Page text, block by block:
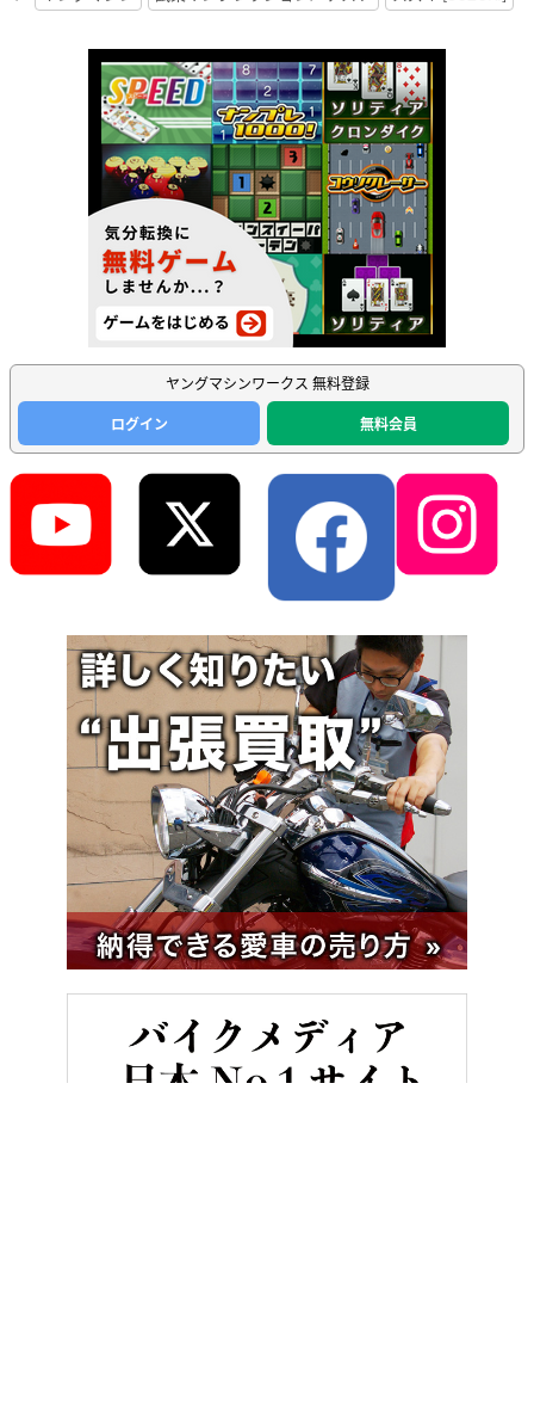
ヤングマシンワークス 無料登録
ログイン
無料会員